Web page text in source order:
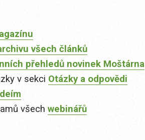
všech článků
přehledů novinek Moštárna
v sekci Otázky a odpovědi
všech webinářů